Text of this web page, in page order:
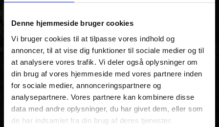
Denne hjemmeside bruger cookies
Vi bruger cookies til at tilpasse vores indhold og
annoncer, til at vise dig funktioner til sociale medier og til
at analysere vores trafik. Vi deler også oplysninger om
din brug af vores hjemmeside med vores partnere inden
for sociale medier, annonceringspartnere og
analysepartnere. Vores partnere kan kombinere disse
data med andre oplysninger, du har givet dem, eller som
de har indsamlet fra din brug af deres tjenester.